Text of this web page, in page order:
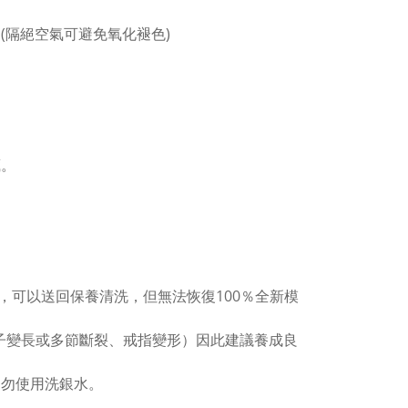
絕空氣可避免氧化褪色)
以送回保養清洗，但無法恢復100％全新模
長或多節斷裂、戒指變形）因此建議養成良
使用洗銀水。